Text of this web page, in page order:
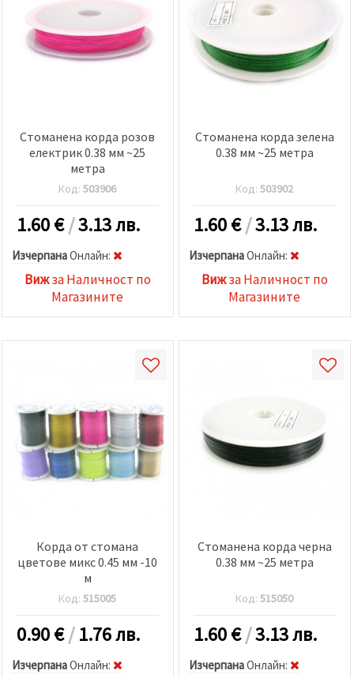
Стоманена корда розов
електрик 0.38 мм ~25
метра
Код:503906
1.60€/3.13 лв.
ИзчерпанаOнлайн:
Вижза Наличност по
Магазините
Стоманена корда зелена
0.38 мм ~25 метра
Код:503902
1.60€/3.13 лв.
ИзчерпанаOнлайн:
Вижза Наличност по
Магазините
Корда от стомана
цветове микс 0.45 мм -10
м
Код:515005
0.90€/1.76 лв.
ИзчерпанаOнлайн:
Стоманена корда черна
0.38 мм ~25 метра
Код:515050
1.60€/3.13 лв.
ИзчерпанаOнлайн: